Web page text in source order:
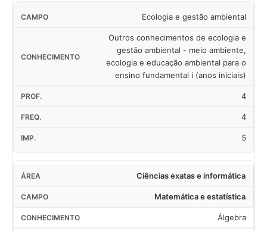
Ecologia e gestão ambiental
Outros conhecimentos de ecologia e
gestão ambiental - meio ambiente,
ecologia e educação ambiental para o
ensino fundamental i (anos iniciais)
4
4
5
Ciências exatas e informática
Matemática e estatística
Álgebra